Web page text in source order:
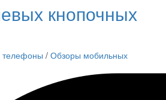
кнопочных
/ Обзоры мобильных